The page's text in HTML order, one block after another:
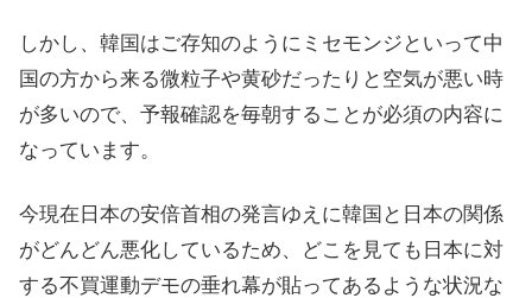
しかし、韓国はご存知のようにミセモンジといって中
国の方から来る微粒子や黄砂だったりと空気が悪い時
が多いので、予報確認を毎朝することが必須の内容に
なっています。
今現在日本の安倍首相の発言ゆえに韓国と日本の関係
がどんどん悪化しているため、どこを見ても日本に対
する不買運動デモの垂れ幕が貼ってあるような状況な